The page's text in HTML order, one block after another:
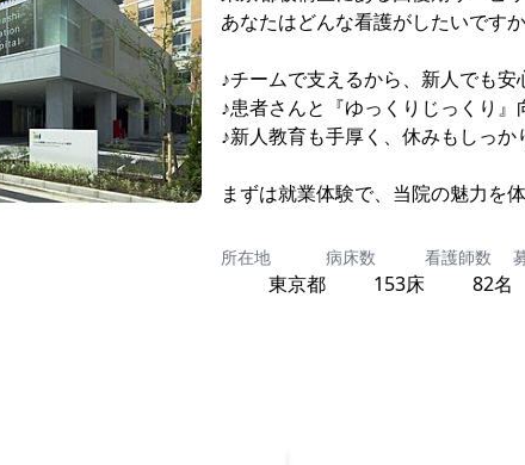
あなたはどんな看護がしたいです
♪チームで支えるから、新人でも安
♪患者さんと『ゆっくりじっくり』
♪新人教育も手厚く、休みもしっ
まずは就業体験で、当院の魅力を
所在地
東京都
病床数
153床
看護師数
82名